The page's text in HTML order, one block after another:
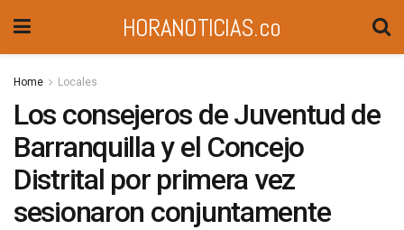
HORANOTICIAS.co
Home Locales
Los consejeros de Juventud de
Barranquilla y el Concejo
Distrital por primera vez
sesionaron conjuntamente